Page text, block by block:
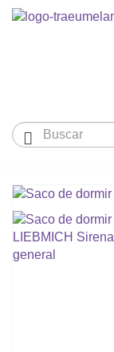
SACOS
Saco
El país de


